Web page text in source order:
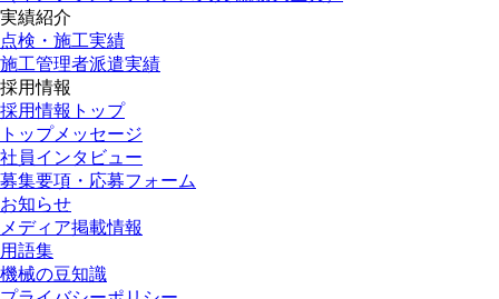
実績紹介
点検・施工実績
施工管理者派遣実績
採用情報
採用情報トップ
トップメッセージ
社員インタビュー
募集要項・応募フォーム
お知らせ
メディア掲載情報
用語集
機械の豆知識